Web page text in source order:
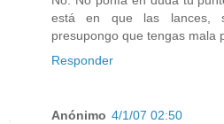
está en que las lances,
presupongo que tengas mala
Responder
Anónimo 4/1/07 02:50